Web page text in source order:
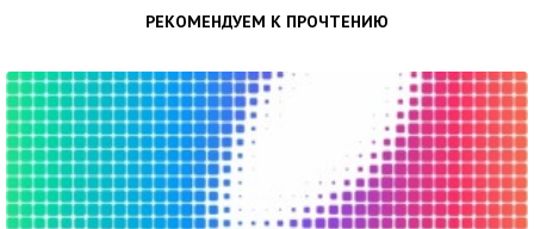
РЕКОМЕНДУЕМ К ПРОЧТЕНИЮ